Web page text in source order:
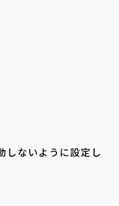
しないように設定し